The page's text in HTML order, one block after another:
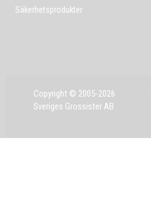
Säkerhetsprodukter
Copyright © 2005-2026
Sveriges Grossister AB